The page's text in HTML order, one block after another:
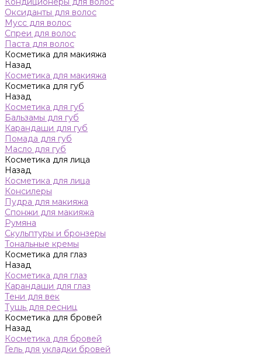
Оксиданты для волос
Мусс для волос
Спреи для волос
Паста для волос
Косметика для макияжа
Назад
Косметика для макияжа
Косметика для губ
Назад
Косметика для губ
Бальзамы для губ
Карандаши для губ
Помада для губ
Масло для губ
Косметика для лица
Назад
Косметика для лица
Консилеры
Пудра для макияжа
Спонжи для макияжа
Румяна
Скульптуры и бронзеры
Тональные кремы
Косметика для глаз
Назад
Косметика для глаз
Карандаши для глаз
Тени для век
Тушь для ресниц
Косметика для бровей
Назад
Косметика для бровей
Гель для укладки бровей